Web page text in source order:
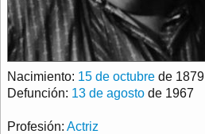
Nacimiento: 15 de octubre de 1879
Defunción: 13 de agosto de 1967
Profesión: Actriz